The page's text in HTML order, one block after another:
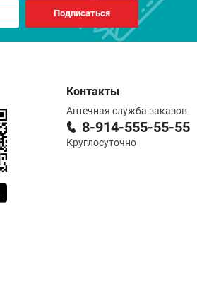
Подписаться
Контакты
Аптечная служба заказов
8-914-555-55-55
Круглосуточно